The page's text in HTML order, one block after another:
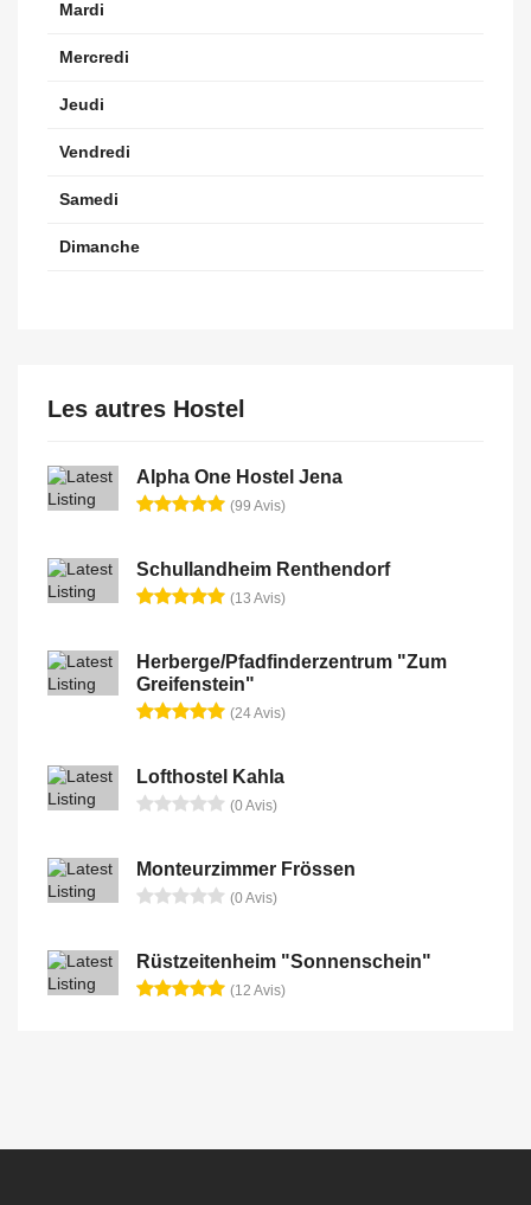
Mardi
Mercredi
Jeudi
Vendredi
Samedi
Dimanche
Les autres Hostel
Alpha One Hostel Jena
(99 Avis)
Schullandheim Renthendorf
(13 Avis)
Herberge/Pfadfinderzentrum "Zum
Greifenstein"
(24 Avis)
Lofthostel Kahla
(0 Avis)
Monteurzimmer Frössen
(0 Avis)
Rüstzeitenheim "Sonnenschein"
(12 Avis)